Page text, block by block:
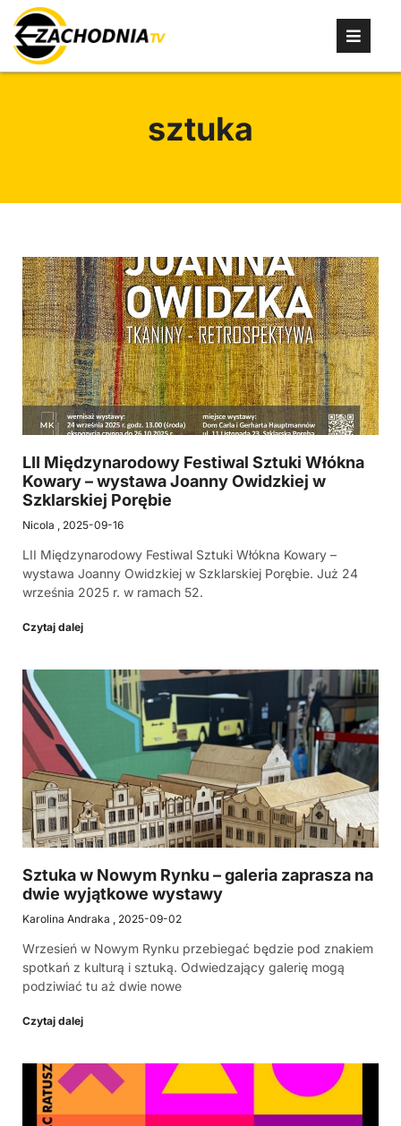
sztuka
LII Międzynarodowy Festiwal Sztuki Włókna
Kowary – wystawa Joanny Owidzkiej w
Szklarskiej Porębie
Nicola 2025-09-16
LII Międzynarodowy Festiwal Sztuki Włókna Kowary –
wystawa Joanny Owidzkiej w Szklarskiej Porębie. Już 24
września 2025 r. w ramach 52.
Czytaj dalej
Sztuka w Nowym Rynku – galeria zaprasza na
dwie wyjątkowe wystawy
Karolina Andraka 2025-09-02
Wrzesień w Nowym Rynku przebiegać będzie pod znakiem
spotkań z kulturą i sztuką. Odwiedzający galerię mogą
podziwiać tu aż dwie nowe
Czytaj dalej